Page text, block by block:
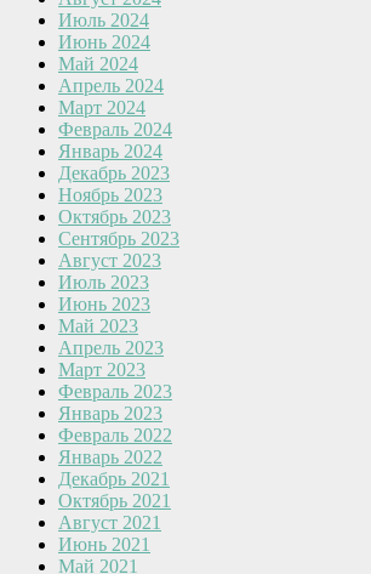
Июль 2024
Июнь 2024
Май 2024
Апрель 2024
Март 2024
Февраль 2024
Январь 2024
Декабрь 2023
Ноябрь 2023
Октябрь 2023
Сентябрь 2023
Август 2023
Июль 2023
Июнь 2023
Май 2023
Апрель 2023
Март 2023
Февраль 2023
Январь 2023
Февраль 2022
Январь 2022
Декабрь 2021
Октябрь 2021
Август 2021
Июнь 2021
Май 2021